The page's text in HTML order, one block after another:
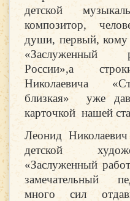
детской
композитор,
души, первый, кому
«Заслуженный
России»,а
Николаевича
близкая» уже
карточкой нашей
Леонид
детской
«Заслуженный
замечательный
много сил